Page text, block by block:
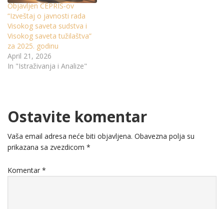
Objavljen CEPRIS-ov
“Izveštaj o javnosti rada
Visokog saveta sudstva i
Visokog saveta tužilaštva”
za 2025. godinu
April 21, 2026
In "Istraživanja i Analize"
Ostavite komentar
Vaša email adresa neće biti objavljena. Obavezna polja su
prikazana sa zvezdicom *
Komentar *